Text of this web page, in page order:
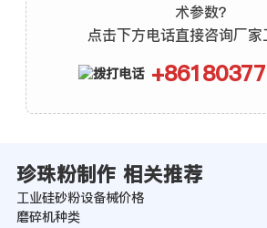
术参数？
点击下方电话直接咨询厂家
珍珠粉制作 相关推荐
工业硅砂粉设备械价格
磨碎机种类